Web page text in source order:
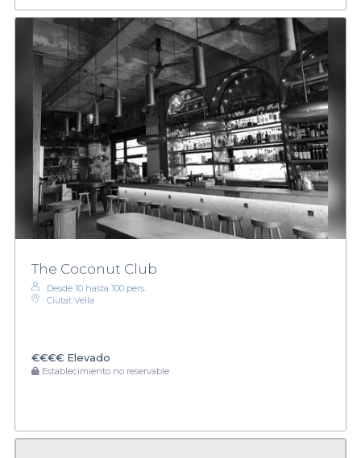
The Coconut Club
Desde 10 hasta 100 pers.
Ciutat Vella
€€€€ Elevado
Establecimiento no reservable